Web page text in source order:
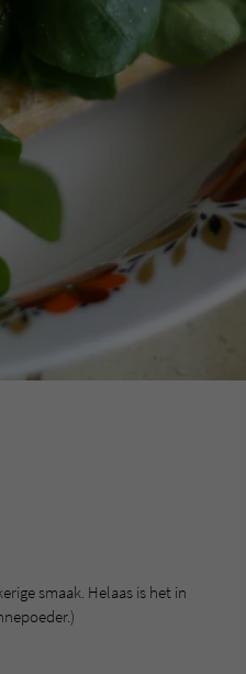
smaak. Helaas is het in